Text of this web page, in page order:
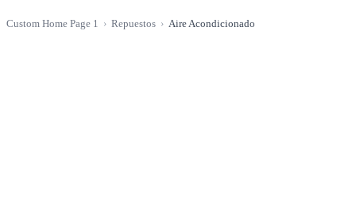
Custom Home Page 1 Repuestos Aire Acondicionado